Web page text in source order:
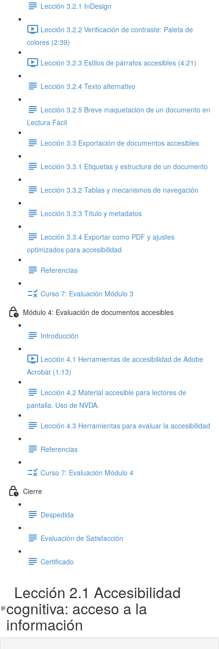
Lección 3.2.1 InDesign
Lección 3.2.2 Verificación de contraste: Paleta de
colores (2:39)
Lección 3.2.3 Estilos de párrafos accesibles (4:21)
Lección 3.2.4 Texto alternativo
Lección 3.2.5 Breve maquetación de un documento en
Lectura Fácil
Lección 3.3 Exportación de documentos accesibles
Lección 3.3.1 Etiquetas y estructura de un documento
Lección 3.3.2 Tablas y mecanismos de navegación
Lección 3.3.3 Título y metadatos
Lección 3.3.4 Exportar como PDF y ajustes
optimizados para accesibilidad
Referencias
Curso 7: Evaluación Módulo 3
Módulo 4: Evaluación de documentos accesibles
Introducción
Lección 4.1 Herramientas de accesibilidad de Adobe
Acrobat (1:13)
Lección 4.2 Material accesible para lectores de
pantalla. Uso de NVDA.
Lección 4.3 Herramientas para evaluar la accesibilidad
Referencias
Curso 7: Evaluación Módulo 4
Cierre
Despedida
Evaluación de Satisfacción
Certificado
Lección 2.1 Accesibilidad
cognitiva: acceso a la
información